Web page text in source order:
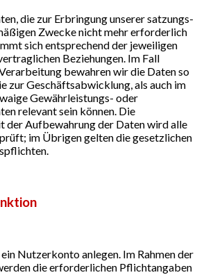
die zur Erbringung unserer satzungs-
Zwecke nicht mehr erforderlich
sich entsprechend der jeweiligen
Beziehungen. Im Fall
bewahren wir die Daten so
zur Geschäftsabwicklung, als auch im
Gewährleistungs- oder
relevant sein können. Die
der Aufbewahrung der Daten wird alle
im Übrigen gelten die gesetzlichen
Nutzerkonto anlegen. Im Rahmen der
die erforderlichen Pflichtangaben